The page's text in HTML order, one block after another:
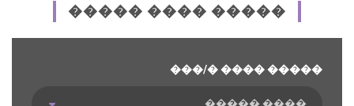
����� ���� �����
���/� ���� �����